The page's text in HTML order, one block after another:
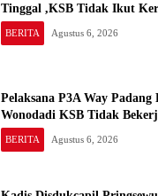
Tinggal ,KSB Tidak Ikut
BERITA Agustus 6, 2026
Pelaksana P3A Way Padang
Wonodadi KSB Tidak
BERITA Agustus 6, 2026